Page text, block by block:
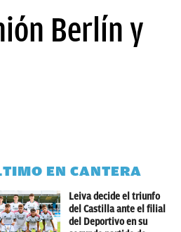
Berlín y
EN CANTERA
Leiva decide el triunfo
del Castilla ante el filial
del Deportivo en su